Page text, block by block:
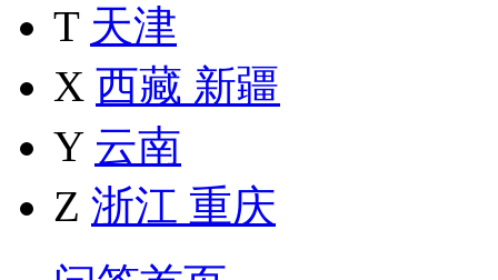
T 天津
X 西藏 新疆
Y 云南
Z 浙江 重庆